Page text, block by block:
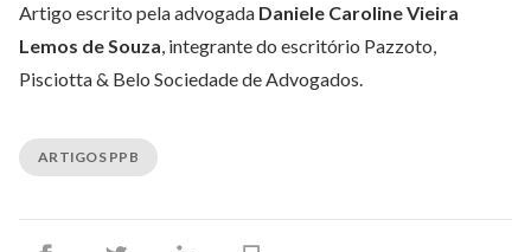
Artigo escrito pela advogada Daniele Caroline Vieira
Lemos de Souza, integrante do escritório Pazzoto,
Pisciotta & Belo Sociedade de Advogados.
ARTIGOS PPB